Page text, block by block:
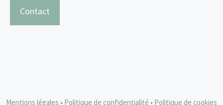
Contact
Mentions légales • Politique de confidentialité • Politique de cookies